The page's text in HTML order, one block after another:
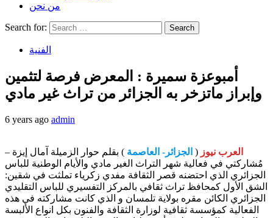
من نحن
Search for:
الفنية
أمبوعزة سميرة : المعرض فرصة لتثمين
وإبراز ماتزخر به الجزائر من تراث غير مادي
6 years ago admin
العرب نيوز ( الجزائر- العاصمة ) بقلم حوار الزميلة آمال إيزة –
مُشاركتي في فعالية شهر التراث الغير مادي والأيام الوطنية للباس
الجزائري الذي احتضنه قصر الثقافة مفدي زكرياء تملثت في شقين:
الشق الأول كمحافظ تراث ثقافي بالمركز التفسيري للباس التقليدي
الجزائري الكائن مقره بولاية تلمسان و الذي كانت مشاركته في هذه
الفعالية كمؤسسة ثقافية لوزارة الثقافة والفنون بكل انواع الألبسة